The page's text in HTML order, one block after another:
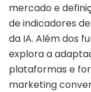
mercado e
de indicadores
da IA. Além dos
explora a
plataformas e
marketing